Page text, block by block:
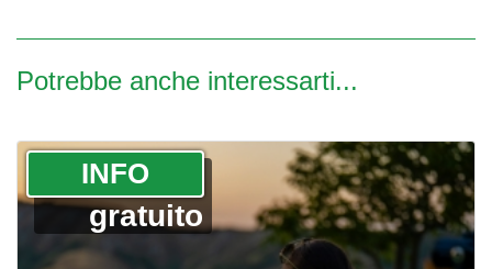
Potrebbe anche interessarti...
­INFO
gratuito